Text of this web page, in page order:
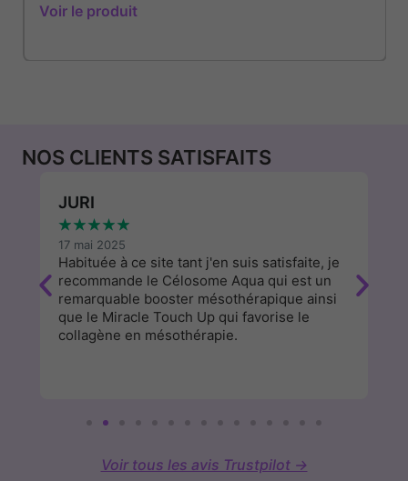
Voir le produit
NOS CLIENTS SATISFAITS
JURI
★★★★★
17 mai 2025
Habituée à ce site tant j'en suis satisfaite, je
recommande le Célosome Aqua qui est un
remarquable booster mésothérapique ainsi
que le Miracle Touch Up qui favorise le
collagène en mésothérapie.
Voir tous les avis Trustpilot →